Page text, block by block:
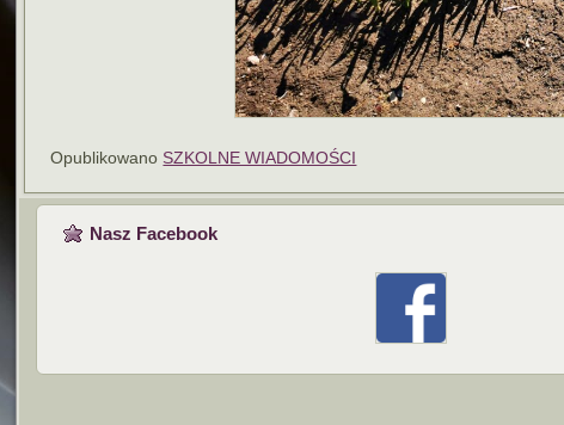
Opublikowano SZKOLNE WIADOMOŚCI
Nasz Facebook